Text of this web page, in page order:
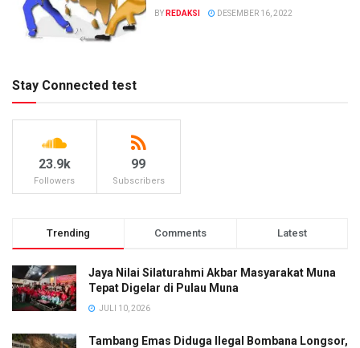
BY REDAKSI DESEMBER 16, 2022
Stay Connected test
23.9k
Followers
99
Subscribers
Trending Comments Latest
Jaya Nilai Silaturahmi Akbar Masyarakat Muna
Tepat Digelar di Pulau Muna
JULI 10, 2026
Tambang Emas Diduga Ilegal Bombana Longsor,